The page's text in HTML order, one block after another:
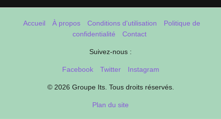
Accueil À propos Conditions d'utilisation
Politique de
confidentialité
Contact
Suivez-nous :
Facebook Twitter Instagram
© 2026 Groupe Its. Tous droits réservés.
Plan du site